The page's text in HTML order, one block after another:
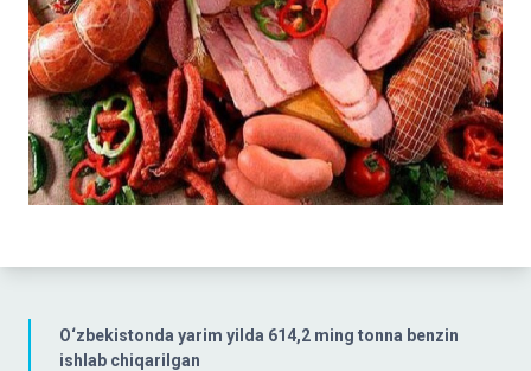
O‘zbekistonda yarim yilda 614,2 ming tonna benzin
ishlab chiqarilgan